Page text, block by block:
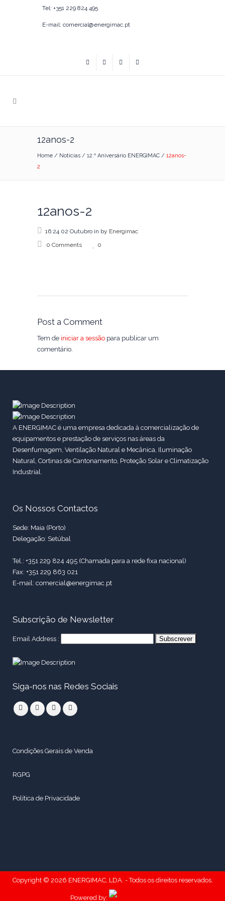
Tel: +351 229 824 495
E-mail: comercial@energimac.pt
12anos-2
Home / Notícias / 12.º Aniversário ENERGIMAC / 12anos-
2
12anos-2
16:24 02 Outubro in by Energimac
0 Comments
0
Post a Comment
Tem de iniciar a sessão para publicar um
comentário.
A ENERGIMAC é uma empresa dedicada à comercialização de
equipamentos e prestação de serviços nas áreas da
Desenfumagem, Ventilação Natural e Mecânica, Iluminação
Natural, Cortinas de Cantonamento, Proteção Solar e Climatização
Industrial.
Os Nossos Contactos
Sede: Maia (Porto)
Delegação: Setúbal
Tel.: +351 229 824 495 (Chamada para a rede fixa nacional)
Fax: +351 229 863 021
E-mail: comercial@energimac.pt
Subscrição de Newsletter
Email Address :
Siga-nos nas Redes Sociais
Condições Gerais de Venda
RGPG
Política de Privacidade
Copyright © 2026 ENERGIMAC, LDA. - Todos os direitos reservados.
Powered by: